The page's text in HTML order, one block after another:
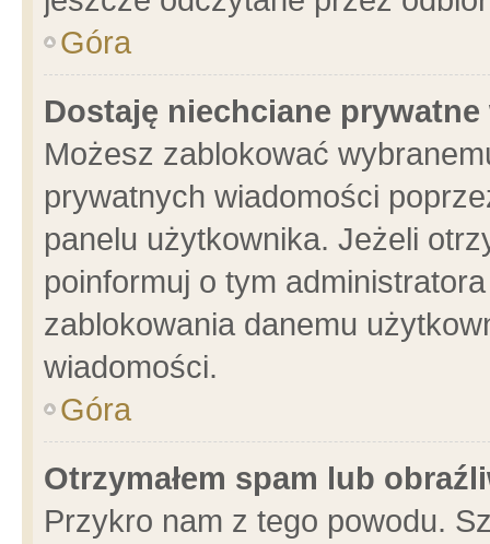
Góra
Dostaję niechciane
Możesz zablokować
prywatnych wiadomości
panelu użytkownika. Jeżeli
poinformuj o tym
zablokowania danemu
wiadomości.
Góra
Otrzymałem spam lub
Przykro nam z tego powodu.